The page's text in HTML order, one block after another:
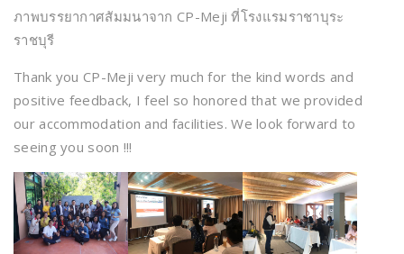
ภาพบรรยากาศสัมมนาจาก CP-Meji ที่โรงแรมราชาบุระ
ราชบุรี
Thank you CP-Meji very much for the kind words and
positive feedback, I feel so honored that we provided
our accommodation and facilities. We look forward to
seeing you soon !!!